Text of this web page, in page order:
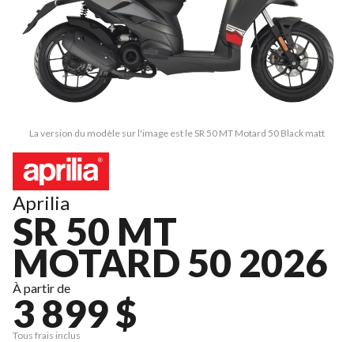
La version du modèle sur l'image est le SR 50 MT Motard 50 Black matt
Aprilia
SR 50 MT
MOTARD 50 2026
À partir de
3 899 $
Tous frais inclus